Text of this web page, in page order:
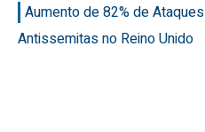
Aumento de 82% de Ataques
Antissemitas no Reino Unido